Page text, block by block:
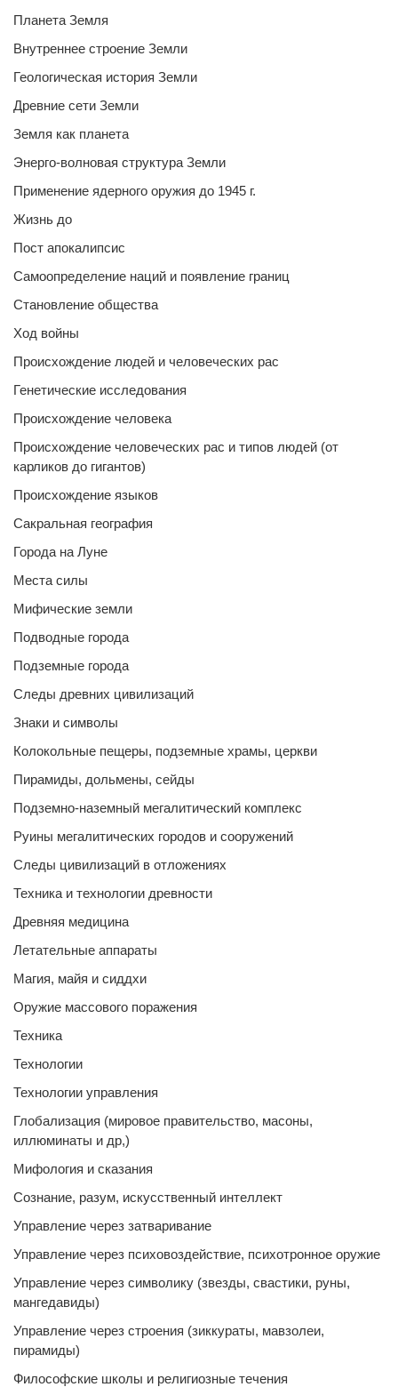
Планета Земля
Внутреннее строение Земли
Геологическая история Земли
Древние сети Земли
Земля как планета
Энерго-волновая структура Земли
Применение ядерного оружия до 1945 г.
Жизнь до
Пост апокалипсис
Самоопределение наций и появление границ
Становление общества
Ход войны
Происхождение людей и человеческих рас
Генетические исследования
Происхождение человека
Происхождение человеческих рас и типов людей (от
карликов до гигантов)
Происхождение языков
Сакральная география
Города на Луне
Места силы
Мифические земли
Подводные города
Подземные города
Следы древних цивилизаций
Знаки и символы
Колокольные пещеры, подземные храмы, церкви
Пирамиды, дольмены, сейды
Подземно-наземный мегалитический комплекс
Руины мегалитических городов и сооружений
Следы цивилизаций в отложениях
Техника и технологии древности
Древняя медицина
Летательные аппараты
Магия, майя и сиддхи
Оружие массового поражения
Техника
Технологии
Технологии управления
Глобализация (мировое правительство, масоны,
иллюминаты и др,)
Мифология и сказания
Сознание, разум, искусственный интеллект
Управление через затваривание
Управление через психовоздействие, психотронное оружие
Управление через символику (звезды, свастики, руны,
мангедавиды)
Управление через строения (зиккураты, мавзолеи,
пирамиды)
Философские школы и религиозные течения